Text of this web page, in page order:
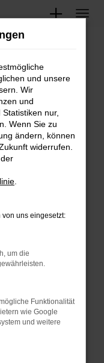
können:
deine
deine
in einem
privaten
Stand
und unsere
Wir
und
nur,
Wenn Sie zu
ändern, können
widerrufen.
uns eingesetzt:
um die
Funktionalität
wie Google
und weitere